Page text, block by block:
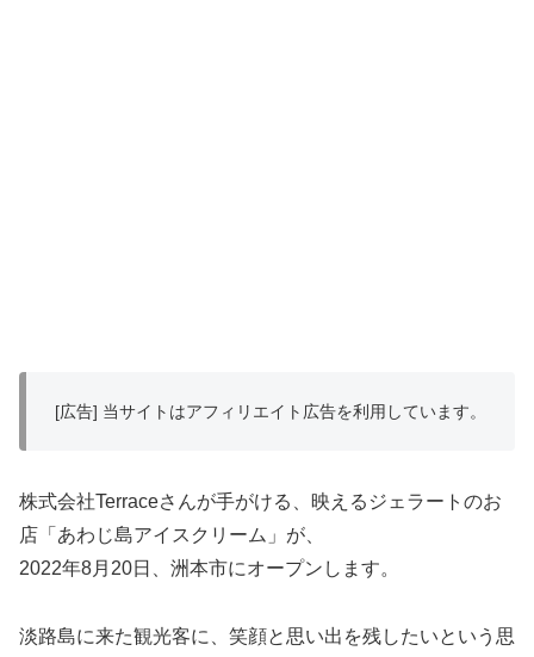
[広告] 当サイトはアフィリエイト広告を利用しています。
株式会社Terraceさんが手がける、映えるジェラートのお
店「あわじ島アイスクリーム」が、
2022年8月20日、洲本市にオープンします。
淡路島に来た観光客に、笑顔と思い出を残したいという思